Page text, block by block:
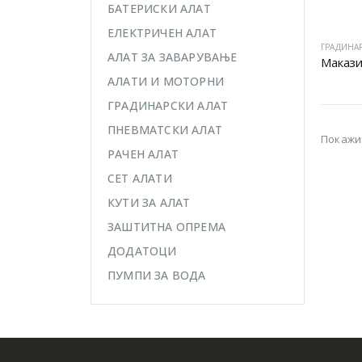
Покажи:
БАТЕРИСКИ АЛАТ
ЕЛЕКТРИЧЕН АЛАТ
АЛАТ ЗА ЗАВАРУВАЊЕ
АЛАТИ И МОТОРНИ
ГРАДИНАРСКИ АЛАТ
ПНЕВМАТСКИ АЛАТ
РАЧЕН АЛАТ
СЕТ АЛАТИ
КУТИ ЗА АЛАТ
ЗАШТИТНА ОПРЕМА
ДОДАТОЦИ
ПУМПИ ЗА ВОДА